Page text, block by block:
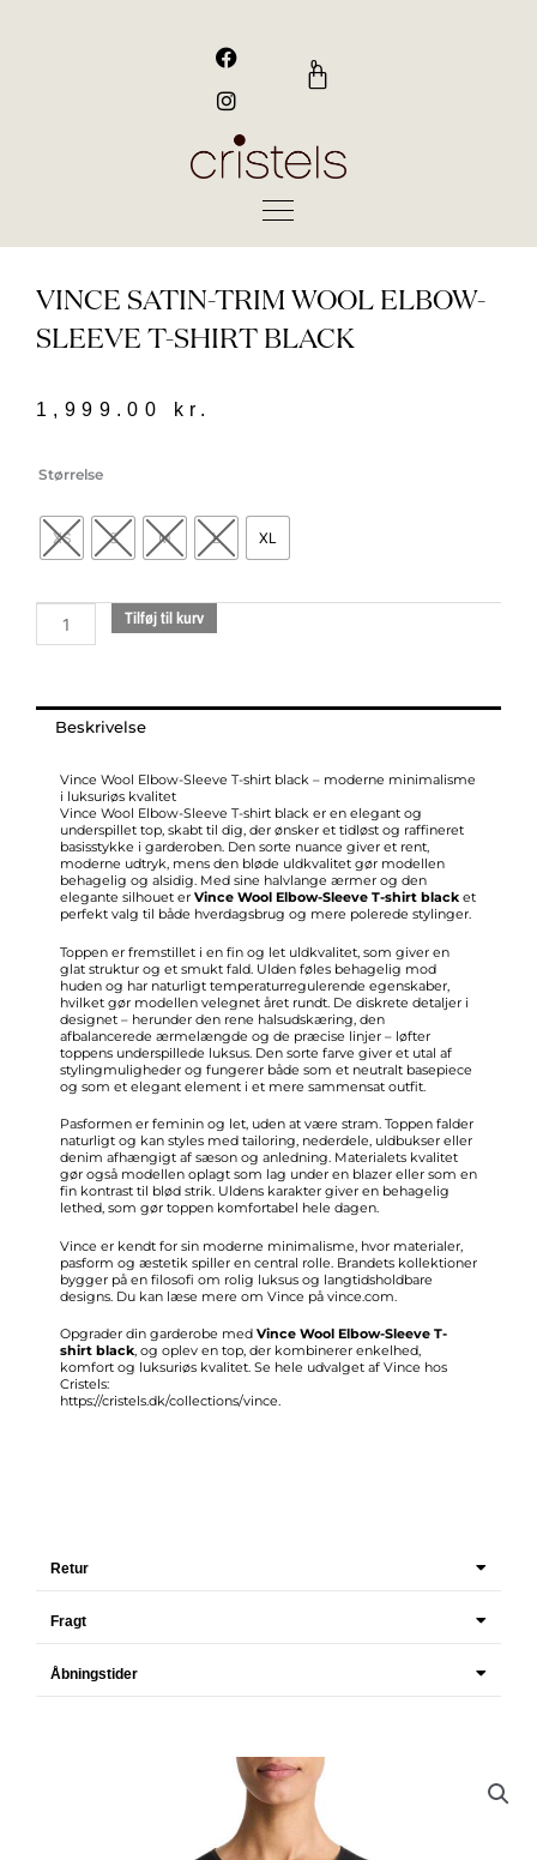
F
a
c
e
b
o
I
n
s
t
a
g
0
Kurv
VINCE SATIN-TRIM WOOL ELBOW-
SLEEVE T-SHIRT BLACK
1,999.00 kr.
Størrelse
XS S M L XL
Trim
Wool
Shirt
Tilføj til kurv
Beskrivelse
Vince Wool Elbow-Sleeve T-shirt black – moderne minimalisme
i luksuriøs kvalitet
Vince Wool Elbow-Sleeve T-shirt black er en elegant og
underspillet top, skabt til dig, der ønsker et tidløst og raffineret
basisstykke i garderoben. Den sorte nuance giver et rent,
moderne udtryk, mens den bløde uldkvalitet gør modellen
behagelig og alsidig. Med sine halvlange ærmer og den
elegante silhouet er Vince Wool Elbow-Sleeve T-shirt black et
perfekt valg til både hverdagsbrug og mere polerede stylinger.
Toppen er fremstillet i en fin og let uldkvalitet, som giver en
glat struktur og et smukt fald. Ulden føles behagelig mod
huden og har naturligt temperaturregulerende egenskaber,
hvilket gør modellen velegnet året rundt. De diskrete detaljer i
designet – herunder den rene halsudskæring, den
afbalancerede ærmelængde og de præcise linjer – løfter
toppens underspillede luksus. Den sorte farve giver et utal af
stylingmuligheder og fungerer både som et neutralt basepiece
og som et elegant element i et mere sammensat outfit.
Pasformen er feminin og let, uden at være stram. Toppen falder
naturligt og kan styles med tailoring, nederdele, uldbukser eller
denim afhængigt af sæson og anledning. Materialets kvalitet
gør også modellen oplagt som lag under en blazer eller som en
fin kontrast til blød strik. Uldens karakter giver en behagelig
lethed, som gør toppen komfortabel hele dagen.
Vince er kendt for sin moderne minimalisme, hvor materialer,
pasform og æstetik spiller en central rolle. Brandets kollektioner
bygger på en filosofi om rolig luksus og langtidsholdbare
designs. Du kan læse mere om Vince på vince.com.
Opgrader din garderobe med Vince Wool Elbow-Sleeve T-
shirt black, og oplev en top, der kombinerer enkelhed,
komfort og luksuriøs kvalitet. Se hele udvalget af Vince hos
Cristels:
https://cristels.dk/collections/vince.
Retur
Fragt
Åbningstider